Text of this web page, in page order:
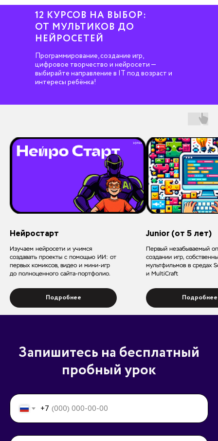
Программирование, создание игр,
цифровое творчество и нейросети —
выбирайте направление в IT под возраст и
интересы ребёнка!
12 КУРСОВ НА ВЫБОР:
ОТ МУЛЬТИКОВ ДО
НЕЙРОСЕТЕЙ
Нейростарт
Изучаем нейросети и учимся
создавать проекты с помощью ИИ: от
первых комиксов, видео и мини-игр
до полноценного сайта-портфолио.
Подробнее
Junior (от 5 лет)
Первый незабываемый
создании игр,
мультфильмов в средах
и MultiCraft
Подробнее
Запишитесь на бесплатный
пробный урок
+7